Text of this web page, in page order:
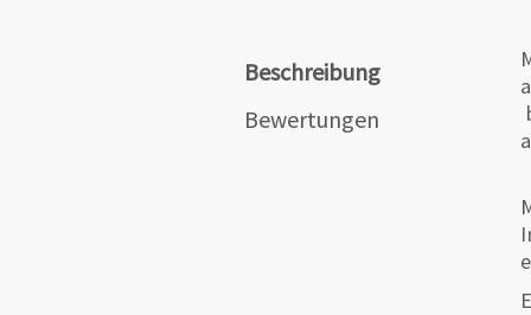
Beschreibung
Bewertungen